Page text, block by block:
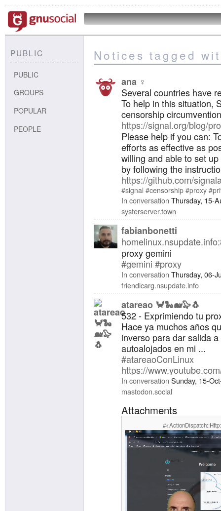
PUBLIC
PUBLIC
GROUPS
POPULAR
PEOPLE
Notices tagged
ana ♀️
Several countries have
To help in this situation,
censorship
https://signal.org/blog/
Please help if you can:
efforts as effective as
willing and able to set
by following the
https://github.com/
#signal #censorship #proxy
In conversation Thursday, 15-
systerserver.town
fabianbonetti
proxy gemini
#gemini #proxy
In conversation Thursday, 06-
friendicarg.nsupdate.info
atareao 🦀🐍🐋🦭🐧
532 - Exprimiendo tu
Hace ya muchos años
inverso para dar salida
autoalojados en mi ...
#atareaoConLinux
https://
In conversation Sunday, 15-
mastodon.social
Attachments